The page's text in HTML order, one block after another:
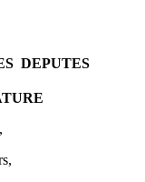
DEPUTES